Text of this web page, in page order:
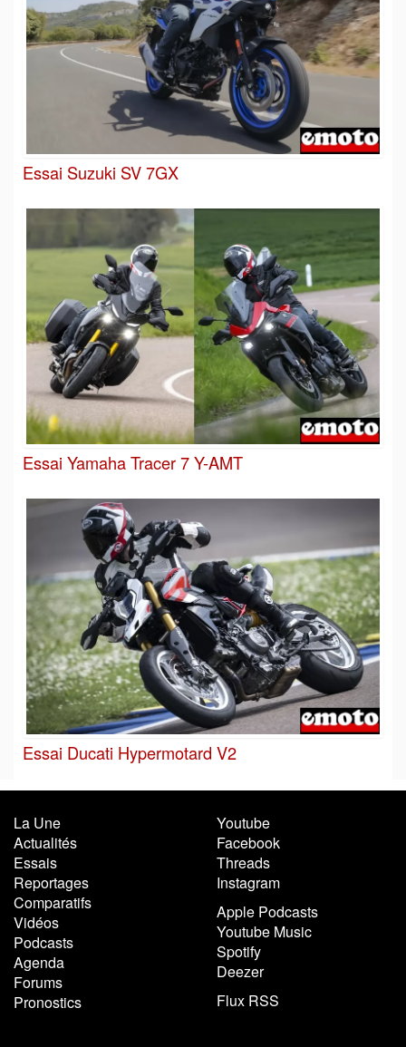
Essai Suzuki SV 7GX
Essai Yamaha Tracer 7 Y-AMT
Essai Ducati Hypermotard V2
La Une
Actualités
Essais
Reportages
Comparatifs
Vidéos
Podcasts
Agenda
Forums
Pronostics
Youtube
Facebook
Threads
Instagram
Apple Podcasts
Youtube Music
Spotify
Deezer
Flux RSS